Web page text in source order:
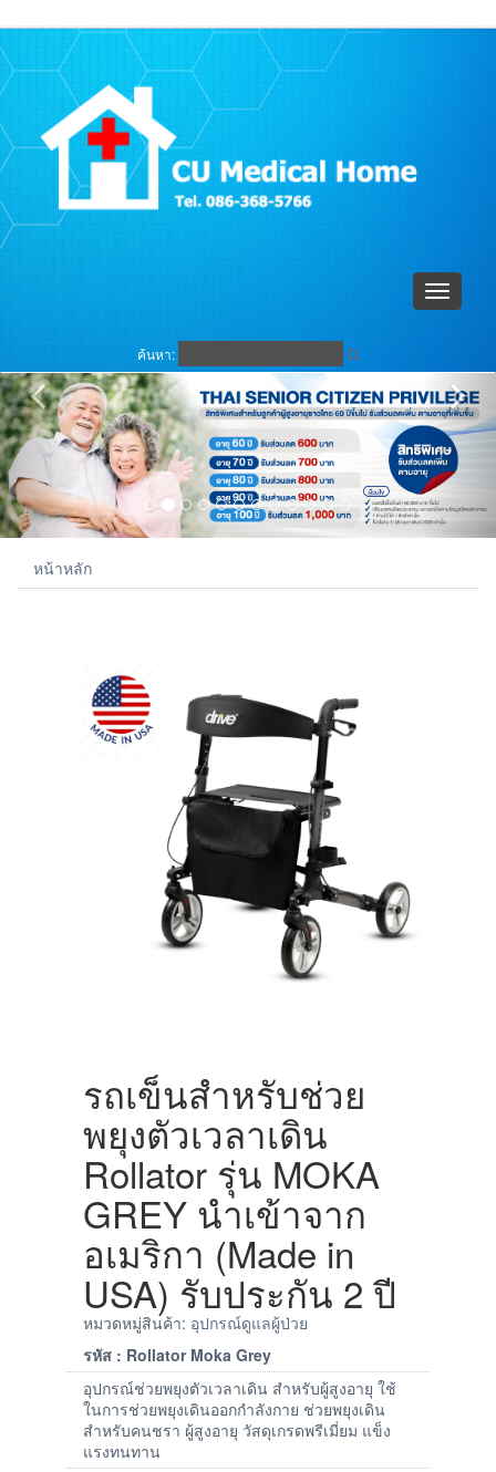
Toggle
ค้นหา:
หน้าหลัก
รถเข็นสำหรับช่วย
พยุงตัวเวลาเดิน
Rollator รุ่น MOKA
GREY นำเข้าจาก
อเมริกา (Made in
USA) รับประกัน 2 ปี
หมวดหมู่สินค้า: อุปกรณ์ดูแลผู้ป่วย
รหัส : Rollator Moka Grey
อุปกรณ์ช่วยพยุงตัวเวลาเดิน สำหรับผู้สูงอายุ ใช้
ในการช่วยพยุงเดินออกกำลังกาย ช่วยพยุงเดิน
สำหรับคนชรา ผู้สูงอายุ วัสดุเกรดพรีเมี่ยม แข็ง
แรงทนทาน